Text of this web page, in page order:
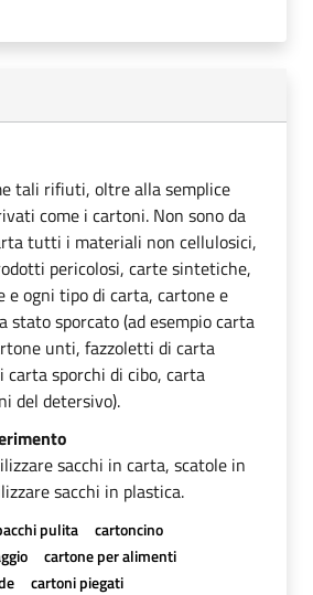
tali rifiuti, oltre alla semplice
come i cartoni. Non sono da
tutti i materiali non cellulosici,
pericolosi, carte sintetiche,
e ogni tipo di carta, cartone e
stato sporcato (ad esempio carta
unti, fazzoletti di carta
sporchi di cibo, carta
del detersivo).
sacchi in carta, scatole in
sacchi in plastica.
pulita
cartoncino
cartone per alimenti
cartoni piegati